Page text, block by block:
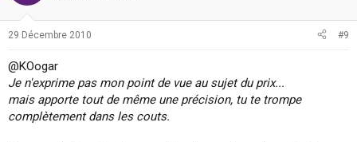
29 Décembre 2010 #9
@KOogar
Je n'exprime pas mon point de vue au sujet du prix...
mais apporte tout de même une précision, tu te trompe
complètement dans les couts.